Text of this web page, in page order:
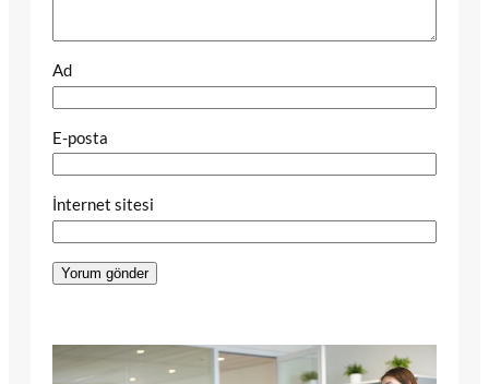
Ad
E-posta
İnternet sitesi